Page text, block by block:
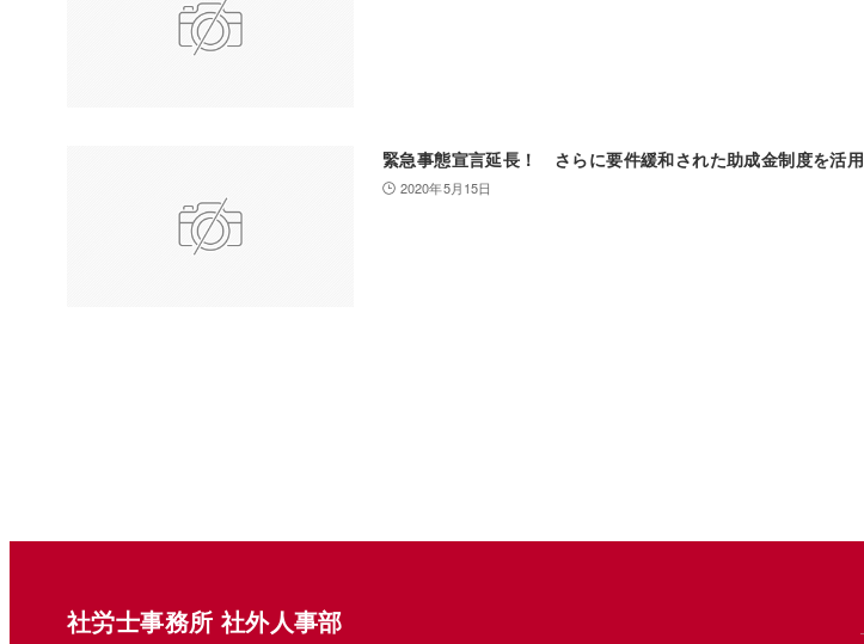
緊急事態宣言延長！ さらに要件緩和された助成金制度を活用
2020年5月15日
社労士事務所 社外人事部